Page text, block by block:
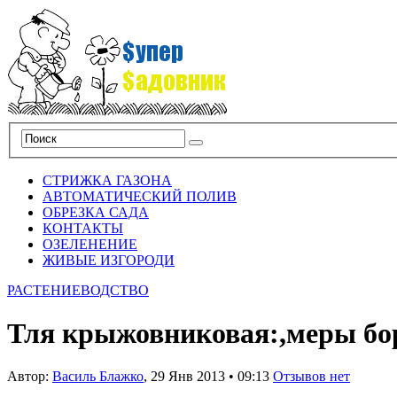
СТРИЖКА ГАЗОНА
АВТОМАТИЧЕСКИЙ ПОЛИВ
ОБРЕЗКА САДА
КОНТАКТЫ
ОЗЕЛЕНЕНИЕ
ЖИВЫЕ ИЗГОРОДИ
РАСТЕНИЕВОДСТВО
Тля крыжовниковая:,меры
Автор: Василь Блажко, 29 Янв 2013 • 09:13 Отзывов нет